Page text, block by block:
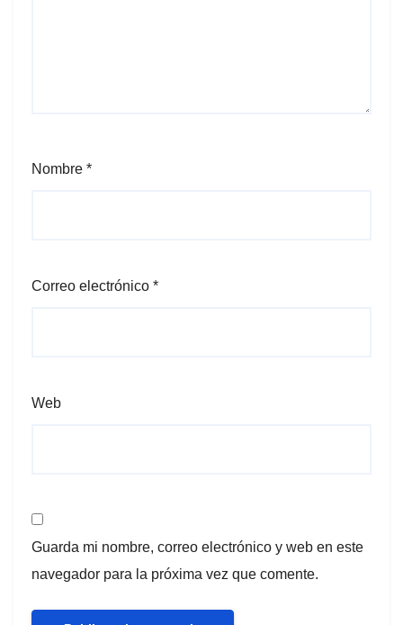
Nombre *
Correo electrónico *
Web
Guarda mi nombre, correo electrónico y web en este
navegador para la próxima vez que comente.